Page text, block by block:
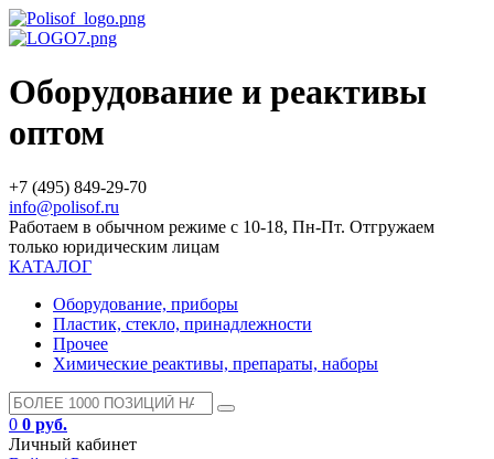
Оборудование и реактивы
оптом
+7 (495) 849-29-70
info@polisof.ru
Работаем в обычном режиме с 10-18, Пн-Пт. Отгружаем
только юридическим лицам
КАТАЛОГ
Оборудование, приборы
Пластик, стекло, принадлежности
Прочее
Химические реактивы, препараты, наборы
0 0 руб.
Личный кабинет